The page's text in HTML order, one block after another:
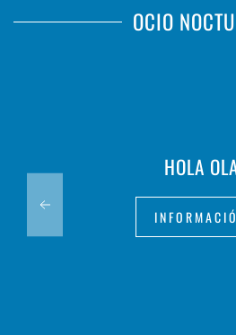
OCIO
HOLA